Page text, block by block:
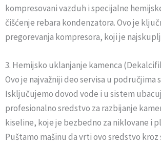
kompresovani vazduh i specijalne
čišćenje rebara kondenzatora. Ovo je
pregorevanja kompresora, koji je
3. Hemijsko uklanjanje kamenca
Ovo je najvažniji deo servisa u područjima
Isključujemo dovod vode i u sistem
profesionalno sredstvo za razbijanje
kiseline, koje je bezbedno za niklovane i
Puštamo mašinu da vrti ovo sredstvo